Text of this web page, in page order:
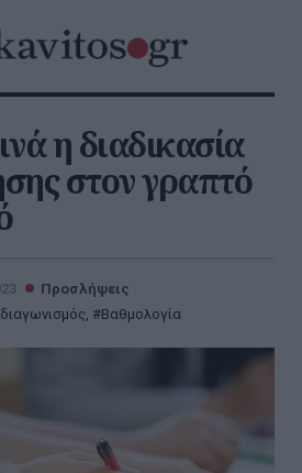
η διαδικασία
στον γραπτό
Προσλήψεις
, Βαθμολογία